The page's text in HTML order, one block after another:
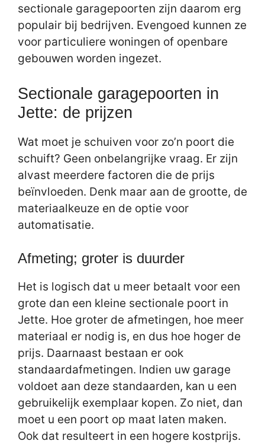
sectionale garagepoorten zijn daarom erg
populair bij bedrijven. Evengoed kunnen ze
voor particuliere woningen of openbare
gebouwen worden ingezet.
Sectionale garagepoorten in
Jette: de prijzen
Wat moet je schuiven voor zo’n poort die
schuift? Geen onbelangrijke vraag. Er zijn
alvast meerdere factoren die de prijs
beïnvloeden. Denk maar aan de grootte, de
materiaalkeuze en de optie voor
automatisatie.
Afmeting; groter is duurder
Het is logisch dat u meer betaalt voor een
grote dan een kleine sectionale poort in
Jette. Hoe groter de afmetingen, hoe meer
materiaal er nodig is, en dus hoe hoger de
prijs. Daarnaast bestaan er ook
standaardafmetingen. Indien uw garage
voldoet aan deze standaarden, kan u een
gebruikelijk exemplaar kopen. Zo niet, dan
moet u een poort op maat laten maken.
Ook dat resulteert in een hogere kostprijs.